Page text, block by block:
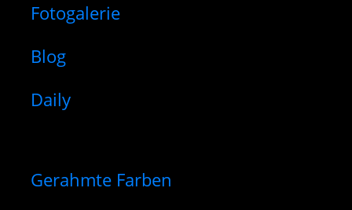
Fotogalerie
Blog
Daily
Gerahmte Farben